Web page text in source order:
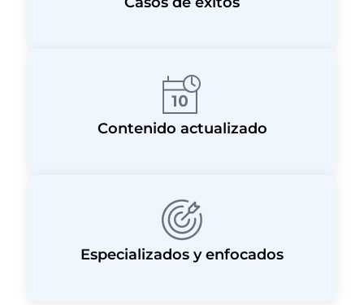
Contenido actualizado
Especializados y enfocados